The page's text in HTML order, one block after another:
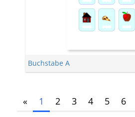
Buchstabe A
« 1 2 3 4 5 6